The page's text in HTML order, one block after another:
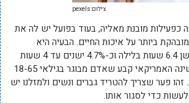
צילום:pexels
כפעילות מובנת מאליה, בעוד בפועל יש לה את
ביותר על איכות החיים. הבעיה היא
שהישראלי הממוצע ישן 6.4 שעות בלילה וכ-4.7% ישנים עד 4 שעות
בלבד, בעוד איגוד השינה האמריקאי קבע שאדם מבוגר בגילאי 18-65
7-9 שעות. זהו פער שצריך להטריד גברים ונשים ולמזלנו יש
כדי לסגור אותו.